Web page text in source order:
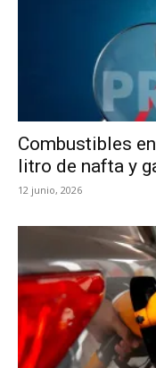
Combustibles
litro de nafta y
12 junio, 2026